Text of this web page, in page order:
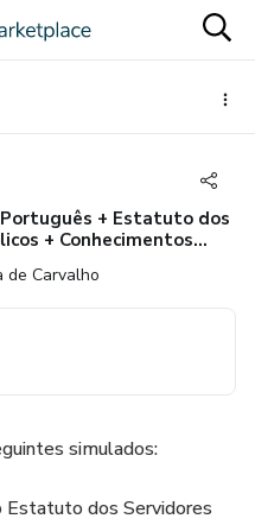
Português + Estatuto dos
+ Conhecimentos
de Carvalho
simulados:
dos Servidores